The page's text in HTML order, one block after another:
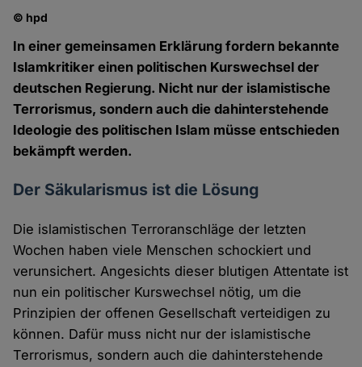
© hpd
In einer gemeinsamen Erklärung fordern bekannte
Islamkritiker einen politischen Kurswechsel der
deutschen Regierung. Nicht nur der islamistische
Terrorismus, sondern auch die dahinterstehende
Ideologie des politischen Islam müsse entschieden
bekämpft werden.
Der Säkularismus ist die Lösung
Die islamistischen Terroranschläge der letzten
Wochen haben viele Menschen schockiert und
verunsichert. Angesichts dieser blutigen Attentate ist
nun ein politischer Kurswechsel nötig, um die
Prinzipien der offenen Gesellschaft verteidigen zu
können. Dafür muss nicht nur der islamistische
Terrorismus, sondern auch die dahinterstehende